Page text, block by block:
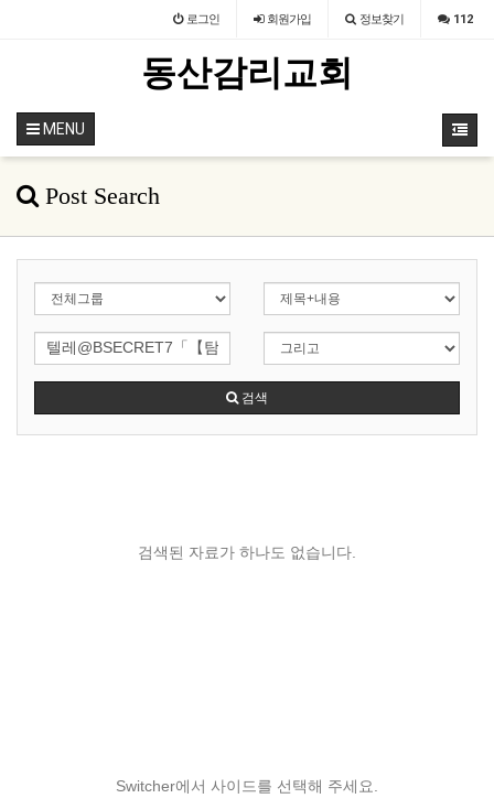
로그인 회원가입 정보찾기 112
동산감리교회
MENU
Post Search
검색
검색된 자료가 하나도 없습니다.
Switcher에서 사이드를 선택해 주세요.